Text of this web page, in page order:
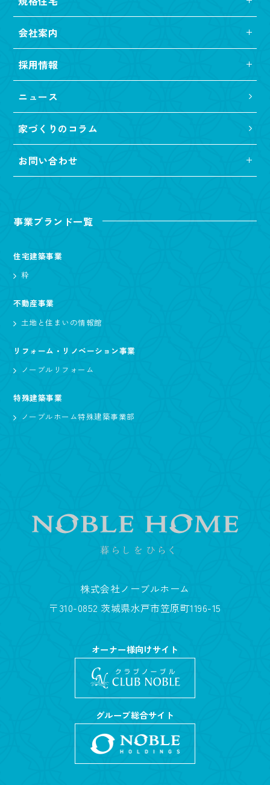
会社案内
採用情報
ニュース
家づくりのコラム
お問い合わせ
事業ブランド一覧
住宅建築事業
粋
不動産事業
土地と住まいの情報館
リフォーム・リノベーション事業
ノーブルリフォーム
特殊建築事業
ノーブルホーム特殊建築事業部
株式会社ノーブルホーム
〒310-0852 茨城県水戸市笠原町1196-15
オーナー様向けサイト
グループ総合サイト